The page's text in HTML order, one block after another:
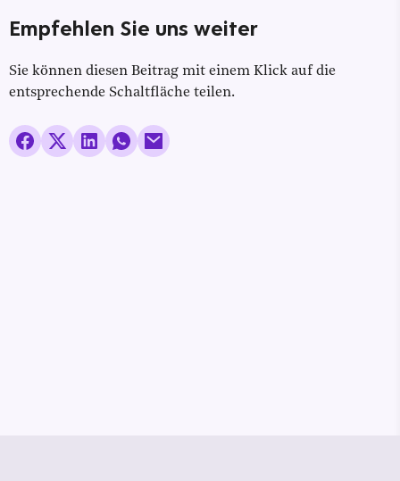
Empfehlen Sie uns weiter
Sie können diesen Beitrag mit einem Klick auf die
entsprechende Schaltfläche teilen.